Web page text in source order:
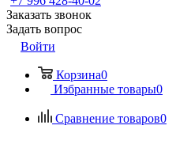
Заказать звонок
Задать вопрос
Войти
Корзина0
Избранные товары0
Сравнение товаров0